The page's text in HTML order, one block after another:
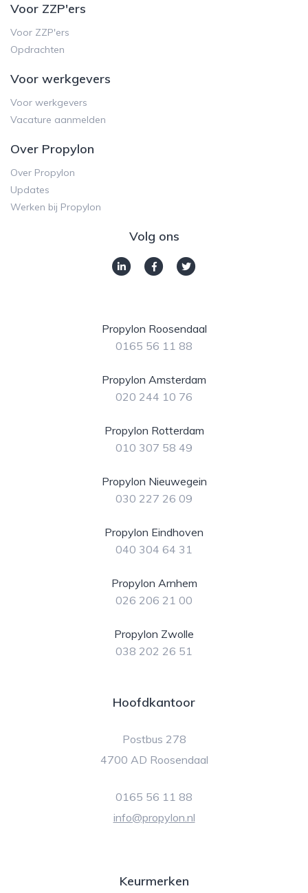
Voor ZZP'ers
Voor ZZP'ers
Opdrachten
Voor werkgevers
Voor werkgevers
Vacature aanmelden
Over Propylon
Over Propylon
Updates
Werken bij Propylon
Volg ons
Propylon Roosendaal
0165 56 11 88
Propylon Amsterdam
020 244 10 76
Propylon Rotterdam
010 307 58 49
Propylon Nieuwegein
030 227 26 09
Propylon Eindhoven
040 304 64 31
Propylon Arnhem
026 206 21 00
Propylon Zwolle
038 202 26 51
Hoofdkantoor
Postbus 278
4700 AD Roosendaal
0165 56 11 88
info@propylon.nl
Keurmerken